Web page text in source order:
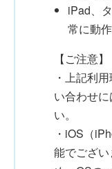
iPad、
常に動
【ご注意】
・上記利
い合わせ
い。
・iOS（
能でござ